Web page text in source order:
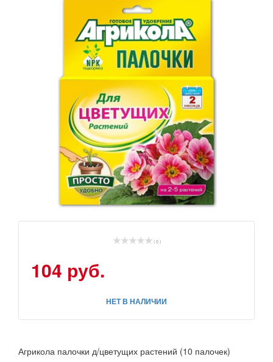
( 0 )
104 руб.
НЕТ В НАЛИЧИИ
Агрикола палочки д/цветущих растений (10 палочек)